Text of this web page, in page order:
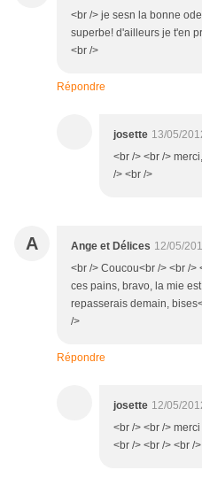
<br /> je sesn la bonne
superbe! d'ailleurs je t'en
<br />
Répondre
josette 13/05/
<br /> <br />
/> <br />
A Ange et Délices 12/05/
<br /> Coucou<br /> <br />
ces pains, bravo, la mie
repasserais demain,
/>
Répondre
josette 12/05/
<br /> <br />
<br /> <br /> <br />